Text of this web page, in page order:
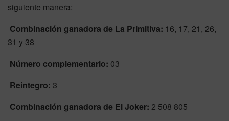
siguiente manera:
Combinación ganadora de La Primitiva: 16, 17, 21, 26,
31 y 38
Número complementario: 03
Reintegro: 3
Combinación ganadora de El Joker: 2 508 805